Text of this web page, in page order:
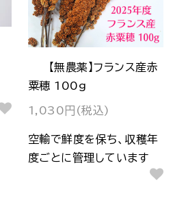
【無農薬】フランス産赤
粟穂 100g
1,030円(税込)
空輸で鮮度を保ち、収穫年
度ごとに管理しています